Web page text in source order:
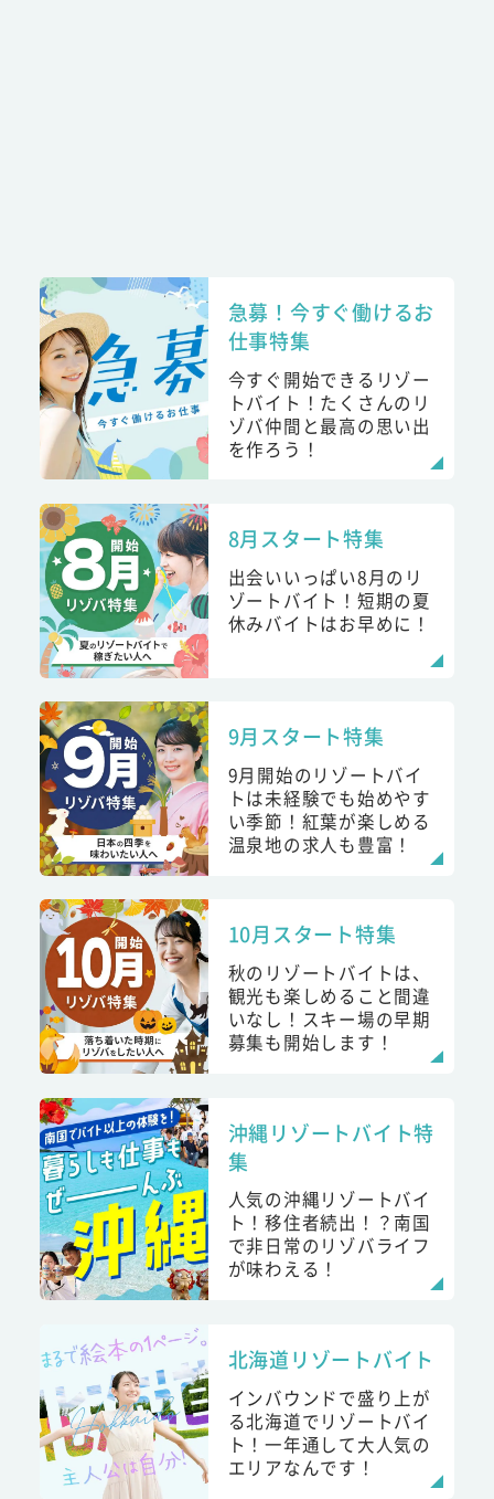
急募！今すぐ働けるお
仕事特集
今すぐ開始できるリゾー
トバイト！たくさんのリ
ゾバ仲間と最高の思い出
を作ろう！
8月スタート特集
出会いいっぱい8月のリ
ゾートバイト！短期の夏
休みバイトはお早めに！
9月スタート特集
9月開始のリゾートバイ
トは未経験でも始めやす
い季節！紅葉が楽しめる
温泉地の求人も豊富！
10月スタート特集
秋のリゾートバイトは、
観光も楽しめること間違
いなし！スキー場の早期
募集も開始します！
沖縄リゾートバイト特
集
人気の沖縄リゾートバイ
ト！移住者続出！？南国
で非日常のリゾバライフ
が味わえる！
北海道リゾートバイト
インバウンドで盛り上が
る北海道でリゾートバイ
ト！一年通して大人気の
エリアなんです！